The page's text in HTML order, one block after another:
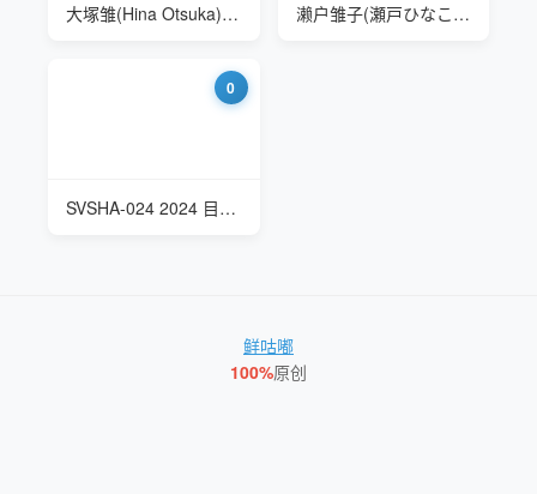
大塚雏(Hina Otsuka) SBNS-022 秘め事 濑户雏子(瀬戸ひなこ,Hinako Seto) MXGS-1348 最差男友的NTR
0
SVSHA-024 2024 目黒ひな実(目黑雏实 Hinami Meguro) 羞恥系列 学校保健课
鲜咕嘟
100%原创